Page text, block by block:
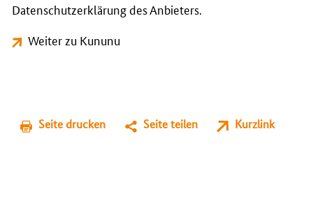
Datenschutzerklärung des Anbieters.
Weiter zu Kununu
Seite drucken Seite teilen Kurzlink